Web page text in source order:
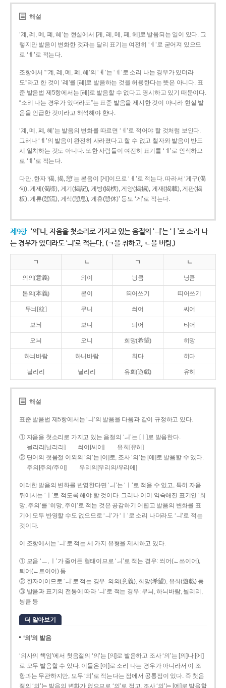
해설
‘계, 례, 몌, 폐, 혜’는 현실에서 [게, 레, 메, 페, 헤]로 발음되는 일이 있다. 그
렇지만 발음이 변화한 것과는 달리 표기는 여전히 ‘ㅖ’로 굳어져 있으므
로 ‘ㅖ’로 적는다.
조항에서 “‘계, 례, 몌, 폐, 혜’의 ‘ㅖ’는 ‘ㅔ’로 소리 나는 경우가 있더라
도”라고 한 것이 ‘례’를 [레]로 발음하는 것을 허용한다는 뜻은 아니다. 표
준 발음법 제5항에서는 [레]로 발음할 수 없다고 명시하고 있기 때문이다.
“소리 나는 경우가 있더라도”는 표준 발음을 제시한 것이 아니라 현실 발
음을 언급한 것이라고 해석해야 한다.
‘계, 몌, 폐, 혜’는 발음의 변화를 따르면 ‘ㅔ’로 적어야 할 것처럼 보인다.
그러나 ‘ㅖ’의 발음이 완전히 사라졌다고 할 수 없고 철자와 발음이 반드
시 일치하는 것도 아니다. 또한 사람들이 여전히 표기를 ‘ㅖ’로 인식하므
로 ‘ㅖ’로 적는다.
다만, 한자 ‘偈, 揭, 憩’는 본음이 [게]이므로 ‘ㅔ’로 적는다. 따라서 ‘게구(偈
句), 게제(偈諦), 게기(揭記), 게방(揭榜), 게양(揭揚), 게재(揭載), 게판(揭
板), 게류(憩流), 게식(憩息), 게휴(憩休)’ 등도 ‘게’로 적는다.
제9항 ‘의’나, 자음을 첫소리로 가지고 있는 음절의 ‘ㅢ’는 ‘ㅣ’로 소리 나
는 경우가 있더라도 ‘ㅢ’로 적는다. (ㄱ을 취하고, ㄴ을 버림.)
ㄱ ㄴ ㄱ ㄴ
의의(意義) 의이 닁큼 닝큼
본의(本義) 본이 띄어쓰기 띠어쓰기
무늬[紋] 무니 씌어 씨어
보늬 보니 틔어 티어
오늬 오니 희망(希望) 히망
하늬바람 하니바람 희다 히다
늴리리 닐리리 유희(遊戱) 유히
해설
표준 발음법 제5항에서는 ‘ㅢ’의 발음을 다음과 같이 규정하고 있다.
① 자음을 첫소리로 가지고 있는 음절의 ‘ㅢ’는 [ㅣ]로 발음한다.
늴리리[닐리리]
씌어[씨어]
유희[유히]
② 단어의 첫음절 이외의 ‘의’는 [이]로, 조사 ‘의’는 [에]로 발음할 수 있다.
주의[주의/주이]
우리의[우리의/우리에]
이러한 발음의 변화를 반영한다면 ‘ㅢ’는 ‘ㅣ’로 적을 수 있고, 특히 자음
뒤에서는 ‘ㅣ’로 적도록 해야 할 것이다. 그러나 이미 익숙해진 표기인 ‘희
망, 주의’를 ‘히망, 주이’로 적는 것은 공감하기 어렵고 발음의 변화를 표
기에 모두 반영할 수도 없으므로 ‘ㅢ’가 ‘ㅣ’로 소리 나더라도 ‘ㅢ’로 적는
것이다.
이 조항에서는 ‘ㅢ’로 적는 세 가지 유형을 제시하고 있다.
① 모음 ‘ㅡ, ㅣ’가 줄어든 형태이므로 ‘ㅢ’로 적는 경우: 씌어(←쓰이어),
틔어(←트이어) 등
② 한자어이므로 ‘ㅢ’로 적는 경우: 의의(意義), 희망(希望), 유희(遊戱) 등
③ 발음과 표기의 전통에 따라 ‘ㅢ’로 적는 경우: 무늬, 하늬바람, 늴리리,
닁큼 등
더 알아보기
‘의’의 발음
‘의사의 책임’에서 첫음절의 ‘의’는 [의]로 발음하고 조사 ‘의’는 [의]나 [에]
로 모두 발음할 수 있다. 이들은 [이]로 소리 나는 경우가 아니라서 이 조
항과는 무관하지만, 모두 ‘의’로 적는다는 점에서 공통점이 있다. 즉 첫음
절의 ‘의’는 발음의 변화가 없으므로 ‘의’로 적고, 조사 ‘의’는 [에]로 발음할